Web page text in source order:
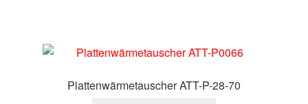
Plattenwärmetauscher ATT-P-28-70